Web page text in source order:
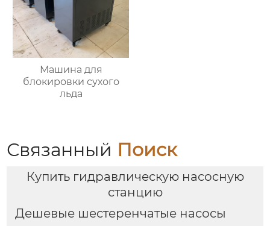
Машина для
блокировки сухого
льда
Связанный Поиск
Купить гидравлическую насосную
станцию
Дешевые шестеренчатые насосы